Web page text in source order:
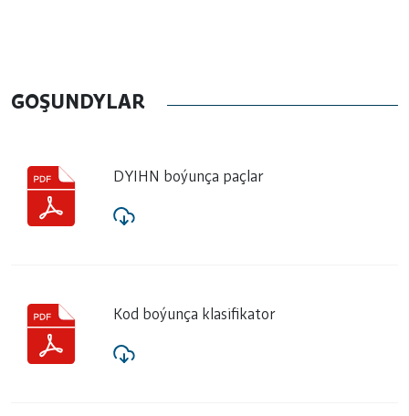
GOŞUNDYLAR
DYIHN boýunça paçlar
Kod boýunça klasifikator